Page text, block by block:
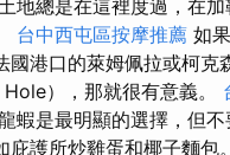
地總是在這裡度過，在
台中西屯區按摩推薦 如
國港口的萊姆佩拉或柯克
Hole），那就很有意義。
蝦是最明顯的選擇，但
庇護所炒雞蛋和椰子麵包